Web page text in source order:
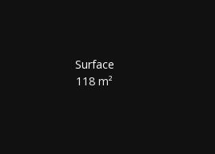
Surface
118m²